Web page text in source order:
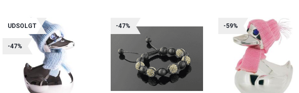
UDSOLGT
-47%
-47% -59%